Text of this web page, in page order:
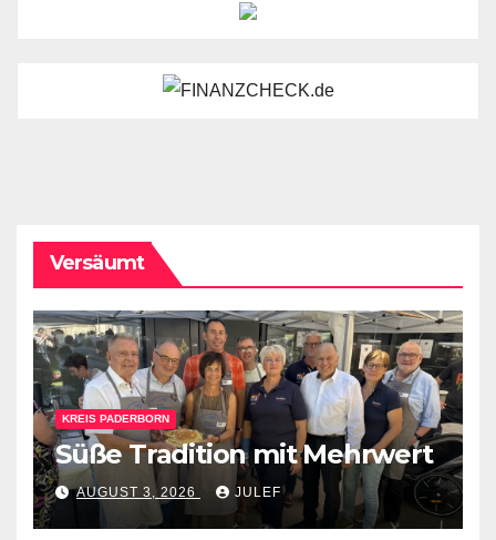
Versäumt
KREIS PADERBORN
Süße Tradition mit Mehrwert
AUGUST 3, 2026 JULEF